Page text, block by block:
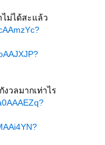
ม่ได้สะแล้ว
วลมากเท่าไร